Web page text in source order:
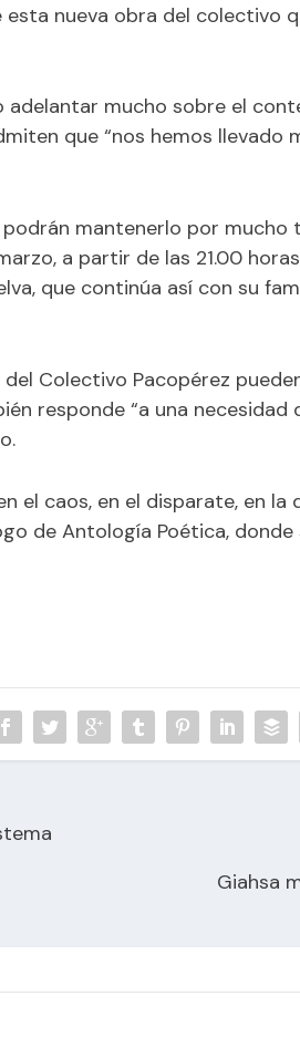
nueva obra del colectivo
adelantar mucho sobre el
que “nos hemos llevado
mantenerlo por mucho
a partir de las 21.00
que continúa así con su
del Colectivo Pacopérez
responde “a una necesidad
el caos, en el disparate, en la
de Antología Poética,
Giahsa